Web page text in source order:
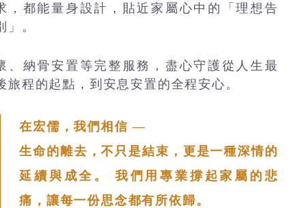
，都能量身設計，貼近家屬心中的「理想告
」。
、納骨安置等完整服務，盡心守護從人生最
旅程的起點，到安息安置的全程安心。
在宏儒，我們相信 —
生命的離去，不只是結束，更是一種深情的
延續與成全。 我們用專業撐起家屬的悲
痛，讓每一份思念都有所依歸。